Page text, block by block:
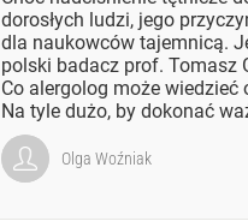
dorosłych ludzi, jego
dla naukowców tajemnicą.
polski badacz prof. Tomasz
Co alergolog może wiedzieć
Na tyle dużo, by dokonać
Olga Woźniak